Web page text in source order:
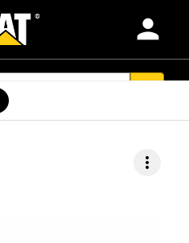
person
more_vert